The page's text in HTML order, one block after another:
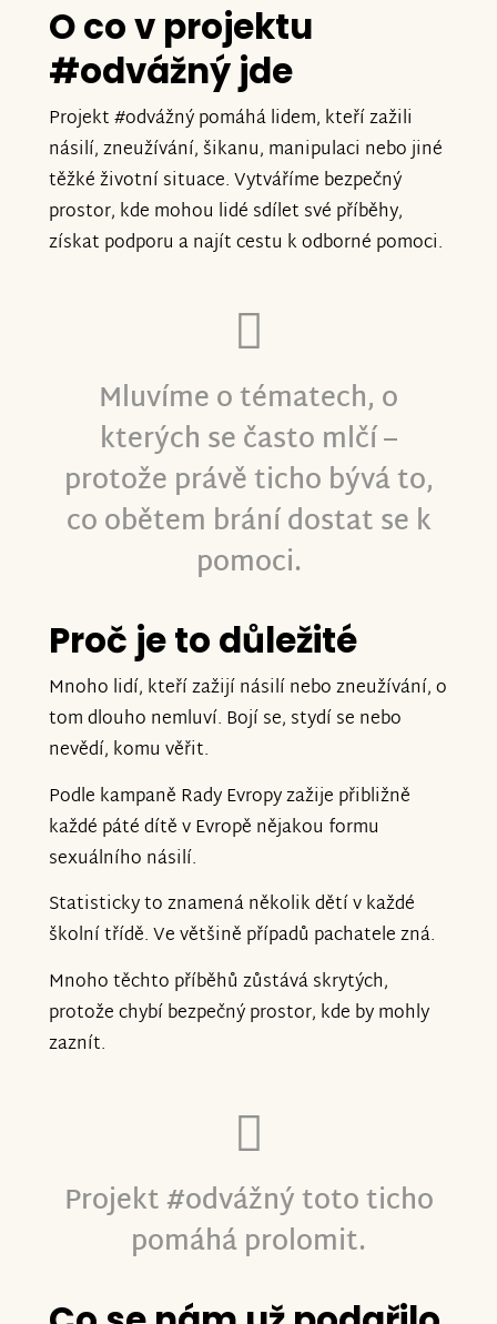
O co v projektu
#odvážný jde
Projekt #odvážný pomáhá lidem, kteří zažili
násilí, zneužívání, šikanu, manipulaci nebo jiné
těžké životní situace. Vytváříme bezpečný
prostor, kde mohou lidé sdílet své příběhy,
získat podporu a najít cestu k odborné pomoci.
Mluvíme o tématech, o
kterých se často mlčí –
protože právě ticho bývá to,
co obětem brání dostat se k
pomoci.
Proč je to důležité
Mnoho lidí, kteří zažijí násilí nebo zneužívání, o
tom dlouho nemluví. Bojí se, stydí se nebo
nevědí, komu věřit.
Podle kampaně Rady Evropy zažije přibližně
každé páté dítě v Evropě nějakou formu
sexuálního násilí.
Statisticky to znamená několik dětí v každé
školní třídě. Ve většině případů pachatele zná.
Mnoho těchto příběhů zůstává skrytých,
protože chybí bezpečný prostor, kde by mohly
zaznít.
Projekt #odvážný toto ticho
pomáhá prolomit.